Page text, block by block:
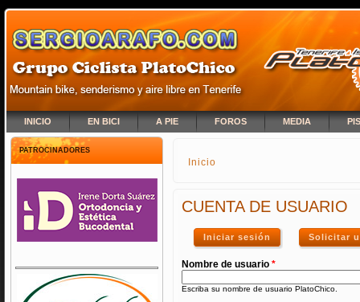
INICIO EN BICI A PIE FOROS MEDIA
PATROCINADORES
SE ENCUENTRA USTED
Inicio
CUENTA DE USUARIO
Iniciar sesión (solapa activa)
Solicitar
Nombre de usuario *
Escriba su nombre de usuario PlatoChico.